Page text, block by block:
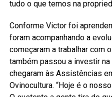
tudo o que temos na
Conforme Victor foi
foram acompanhando a
começaram a trabalhar com
também passou a investir
chegaram às Assistências
Ovinocultura. “Hoje é o